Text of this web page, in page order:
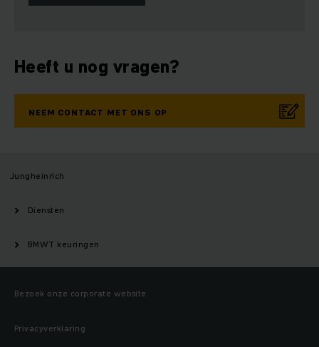
Heeft u nog vragen?
NEEM CONTACT MET ONS OP
Jungheinrich
Diensten
BMWT keuringen
Bezoek onze corporate website
Privacyverklaring